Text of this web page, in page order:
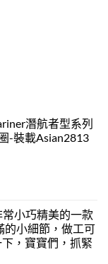
潛航者型系列
-裝載Asian2813
小巧精美的一款
的小細節，做工可
，寶寶們，抓緊